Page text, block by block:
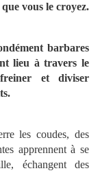
vous le croyez.
barbares
lieu à travers le
et diviser
les coudes, des
apprennent à se
échangent des